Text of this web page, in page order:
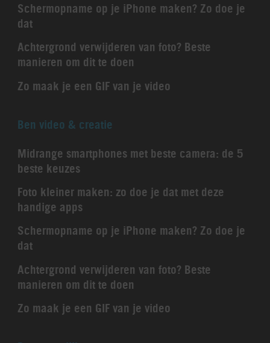
Schermopname op je iPhone maken? Zo doe je
dat
Achtergrond verwijderen van foto? Beste
manieren om dit te doen
Zo maak je een GIF van je video
Ben video & creatie
Midrange smartphones met beste camera: de 5
beste keuzes
Foto kleiner maken: zo doe je dat met deze
handige apps
Schermopname op je iPhone maken? Zo doe je
dat
Achtergrond verwijderen van foto? Beste
manieren om dit te doen
Zo maak je een GIF van je video